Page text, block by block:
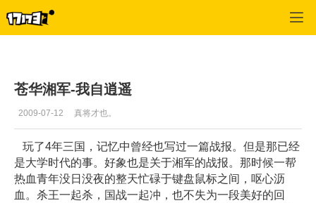
苍华湘军-我自逍遥
2009-07-12 真将才也。
玩了4年三国，记忆中曾经也写过一篇战报。但是那已经
是大学时代的事。好象也是关于湘军的战报。那时候一帮
热血青年没日没夜的整天忙碌于键盘鼠标之间，呕心沥
血。杀王一起杀，国战一起冲，也不失为一段美好的回